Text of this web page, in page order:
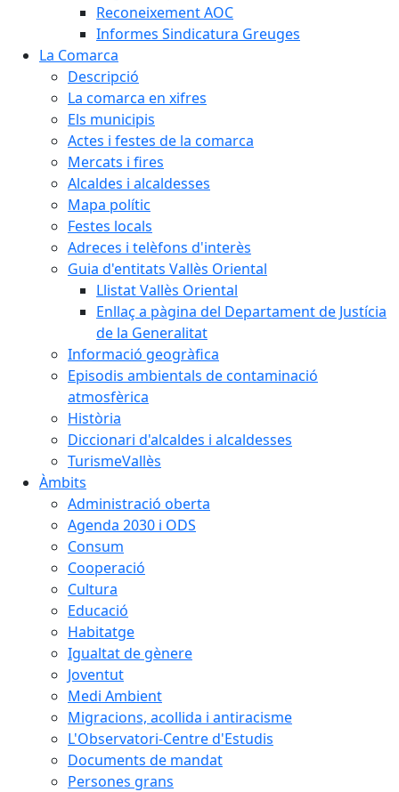
Reconeixement AOC
Informes Sindicatura Greuges
La Comarca
Descripció
La comarca en xifres
Els municipis
Actes i festes de la comarca
Mercats i fires
Alcaldes i alcaldesses
Mapa polític
Festes locals
Adreces i telèfons d'interès
Guia d'entitats Vallès Oriental
Llistat Vallès Oriental
Enllaç a pàgina del Departament de Justícia
de la Generalitat
Informació geogràfica
Episodis ambientals de contaminació
atmosfèrica
Història
Diccionari d'alcaldes i alcaldesses
TurismeVallès
Àmbits
Administració oberta
Agenda 2030 i ODS
Consum
Cooperació
Cultura
Educació
Habitatge
Igualtat de gènere
Joventut
Medi Ambient
Migracions, acollida i antiracisme
L'Observatori-Centre d'Estudis
Documents de mandat
Persones grans